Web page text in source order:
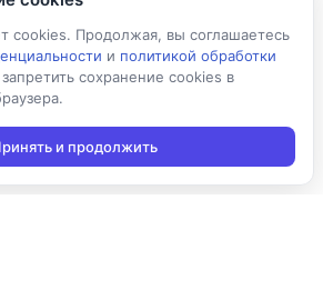
cookies. Продолжая, вы соглашаетесь
и политикой обработки
сохранение cookies в
и продолжить